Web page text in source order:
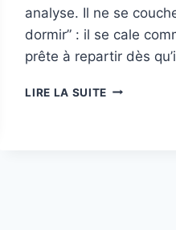
analyse. Il ne se
dormir” : il se cale
prête à repartir dès
LIRE LA SUITE COUSSIN